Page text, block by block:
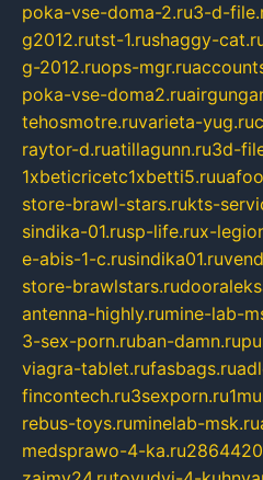
poka-vse-doma-2.ru3-d-
g2012.rutst-1.rushaggy-
g-2012.ruops-mgr.ru
poka-vse-doma2.ru
tehosmotre.ruvarieta-yug.ru
raytor-d.ruatillagunn.ru3d-
1xbeticricetc1xbetti5.ru
store-brawl-stars.rukts-
sindika-01.rusp-life.rux-
e-abis-1-c.rusindika01.ru
store-brawlstars.ru
antenna-highly.rumine-lab-
3-sex-porn.ruban-damn.ru
viagra-tablet.rufasbags.ru
fincontech.ru3sexporn.ru
rebus-toys.ruminelab-msk.ru
medsprawo-4-ka.ru